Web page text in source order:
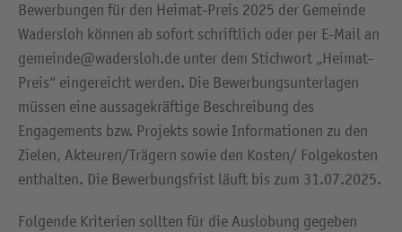
Bewerbungen für den Heimat-Preis 2025 der Gemeinde
Wadersloh können ab sofort schriftlich oder per E-Mail an
gemeinde@wadersloh.de unter dem Stichwort „Heimat-
Preis“ eingereicht werden. Die Bewerbungsunterlagen
müssen eine aussagekräftige Beschreibung des
Engagements bzw. Projekts sowie Informationen zu den
Zielen, Akteuren/Trägern sowie den Kosten/ Folgekosten
enthalten. Die Bewerbungsfrist läuft bis zum 31.07.2025.
Folgende Kriterien sollten für die Auslobung gegeben